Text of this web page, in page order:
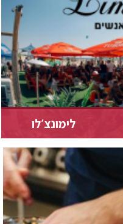
לימונצ׳לו